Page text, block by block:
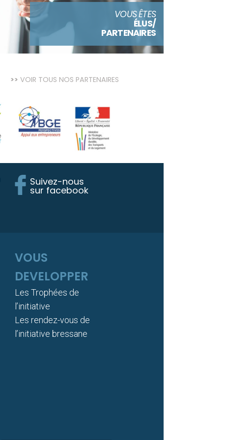
VOUS ÊTES
ÉLUS/
PARTENAIRES
VOIR TOUS NOS PARTENAIRES
Suivez-nous
sur facebook
VOUS
DEVELOPPER
Les Trophées de
l’initiative
Les rendez-vous de
l’initiative bressane